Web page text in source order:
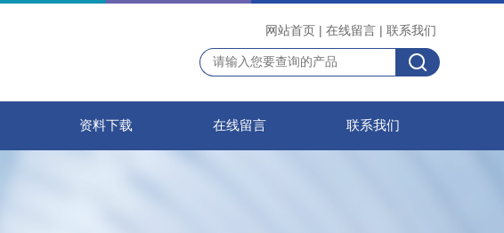
网站首页 | 在线留言 | 联系我们
资料下载 在线留言 联系我们